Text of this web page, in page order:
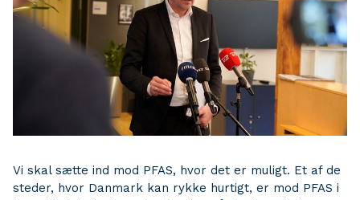
Vi skal sætte ind mod PFAS, hvor det er muligt. Et af de
steder, hvor Danmark kan rykke hurtigt, er mod PFAS i